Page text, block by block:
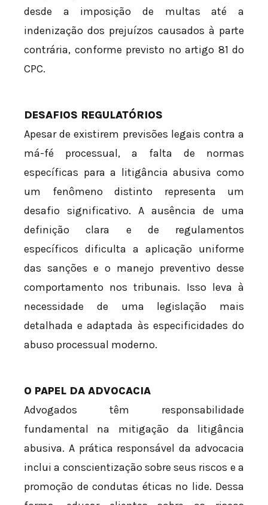
desde a imposição de multas até a
indenização dos prejuízos causados à parte
contrária, conforme previsto no artigo 81 do
CPC.
DESAFIOS REGULATÓRIOS
Apesar de existirem previsões legais contra a
má-fé processual, a falta de normas
específicas para a litigância abusiva como
um fenômeno distinto representa um
desafio significativo. A ausência de uma
definição clara e de regulamentos
específicos dificulta a aplicação uniforme
das sanções e o manejo preventivo desse
comportamento nos tribunais. Isso leva à
necessidade de uma legislação mais
detalhada e adaptada às especificidades do
abuso processual moderno.
O PAPEL DA ADVOCACIA
Advogados têm responsabilidade
fundamental na mitigação da litigância
abusiva. A prática responsável da advocacia
inclui a conscientização sobre seus riscos e a
promoção de condutas éticas no lide. Dessa